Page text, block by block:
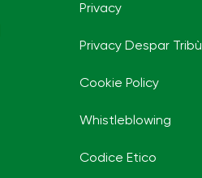
Privacy
Privacy Despar Tribù
Cookie Policy
Whistleblowing
Codice Etico